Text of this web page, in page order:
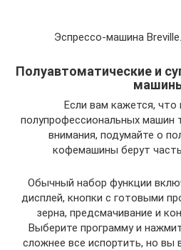
Эспрессо-машина
Полуавтоматические и
Если вам кажется, что
полупрофессиональных машин
внимания, подумайте о
кофемашины берут
Обычный набор функции
дисплей, кнопки с готовыми
зерна, предсмачивание и
Выберите программу и
сложнее все испортить, но вы